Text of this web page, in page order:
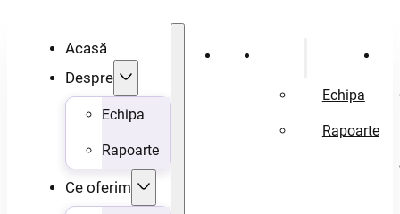
Acasă
Despre
Echipa
Rapoarte
Ce oferim
Acasă
Echipa
Rapoarte